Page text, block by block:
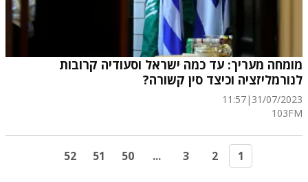
מומחה מעריך: עד כמה ישראל וסעודיה קרובות
לנורמליזציה וכיצד סין קשורה?
31/07/2023
|
11:57
103FM
52 51 50 ... 3 2 1